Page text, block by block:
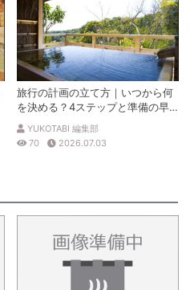
旅行の計画の立て方｜いつから何
を決める？4ステップと準備の早
見表
YUKOTABI 編集部
70
2026.07.03